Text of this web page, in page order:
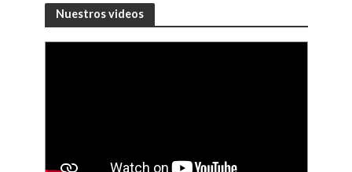
Nuestros videos